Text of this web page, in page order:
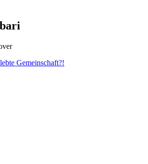
Gemeinschaft?!